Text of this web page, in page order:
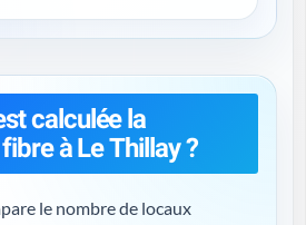
calculée la
à Le Thillay ?
le nombre de locaux